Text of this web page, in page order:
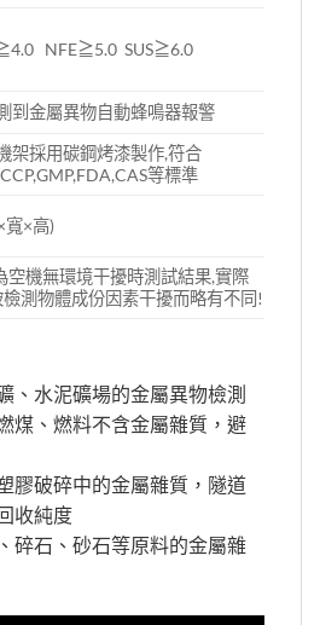
NFE≧5.0 SUS≧6.0
到金屬異物自動蜂鳴器報警
架採用碳鋼烤漆製作,符合
等標準
寬×高)
空機無環境干擾時測試結果,實際
測物體成份因素干擾而略有不同!
、水泥礦場的金屬異物檢測
煤、燃料不含金屬雜質，避
膠破碎中的金屬雜質，隧道
收純度
碎石、砂石等原料的金屬雜